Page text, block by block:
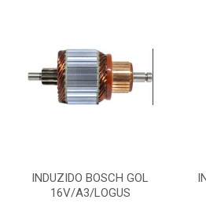
INDUZIDO BOSCH GOL
16V/A3/LOGUS